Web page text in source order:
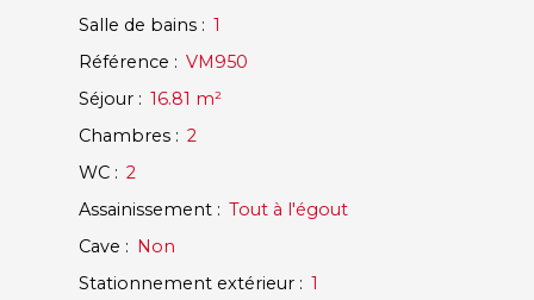
Salle de bains : 1
Référence : VM950
Séjour : 16.81 m²
Chambres : 2
WC : 2
Assainissement : Tout à l'égout
Cave : Non
Stationnement extérieur : 1